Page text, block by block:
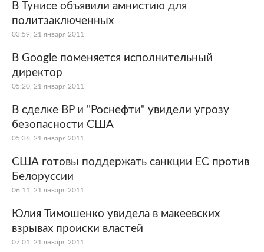
В Тунисе объявили амнистию для
политзаключенных
03:59, 21 января 2011
В Google поменяется исполнительный
директор
05:20, 21 января 2011
В сделке BP и "Роснефти" увидели угрозу
безопасности США
05:36, 21 января 2011
США готовы поддержать санкции ЕС против
Белоруссии
06:11, 21 января 2011
Юлия Тимошенко увидела в макеевских
взрывах происки властей
07:01, 21 января 2011